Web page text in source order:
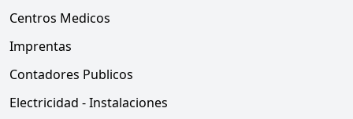
Centros Medicos
Imprentas
Contadores Publicos
Electricidad - Instalaciones